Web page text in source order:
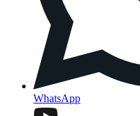
WhatsApp